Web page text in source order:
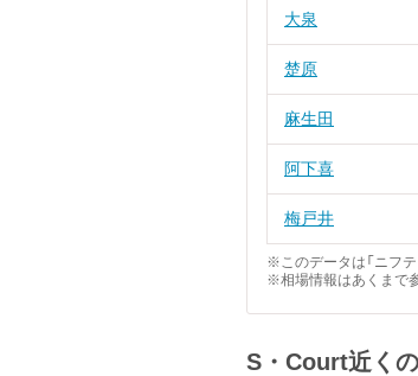
大泉
楚原
麻生田
阿下喜
梅戸井
※このデータは「ニフ
※相場情報はあくまで
S・Court近く